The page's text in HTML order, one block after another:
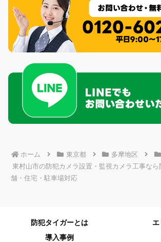
ホーム 東京都 多摩地区
東村山市の防犯カメラ設置・監視カメラ工事な
舗・住宅・駐車場対応
防犯タイガーとは
導入事例